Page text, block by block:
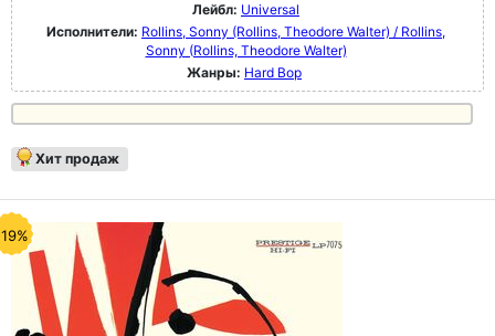
Лейбл: Universal
Исполнители: Rollins, Sonny (Rollins, Theodore Walter) / Rollins,
Sonny (Rollins, Theodore Walter)
Жанры: Hard Bop
Хит продаж